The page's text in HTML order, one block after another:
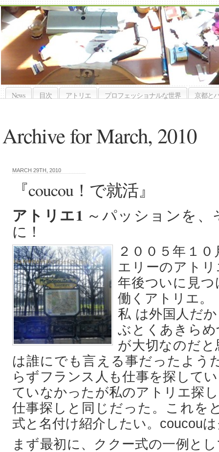
News 目次 アトリエ プロフェッショナルな世界 京都と
Archive for March, 2010
MARCH 29TH, 2010
『coucou！で就活』
アトリエ1～パッションを、
に！
２００５年１
エリーのアト
年後ついに見
働くアトリエ。
私 は外国人だ
ぶとくあきら
が大切なのだ
は誰にでも言える事だったよう
らずフランス人も仕事を探して
ていなかったが私のアトリエ探
仕事探しと同じだった。これを
式と名付け紹介したい。coucou
まず最初に、ククー式の一例と